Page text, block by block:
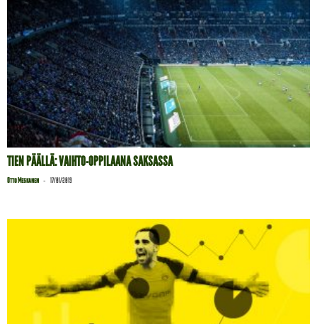
TIEN PÄÄLLÄ: VAIHTO-OPPILAANA SAKSASSA
Otto Meskanen - 17/01/2019